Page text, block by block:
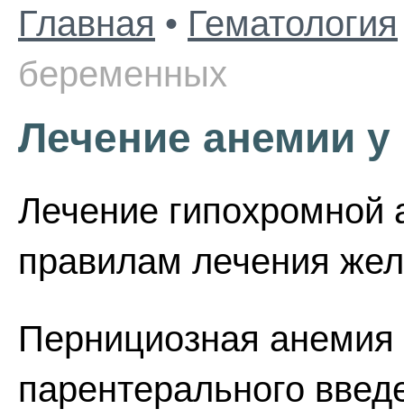
Главная • Гематология
беременных
Лечение анемии
Лечение
правилам лечения
Пернициозная
парентерального